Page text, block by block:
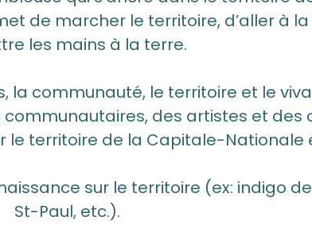
de marcher le territoire, d’aller à
les mains à la terre.
la communauté, le territoire et le
des artistes et des
territoire de la Capitale-
sur le territoire (ex: indigo
St-Paul, etc.).